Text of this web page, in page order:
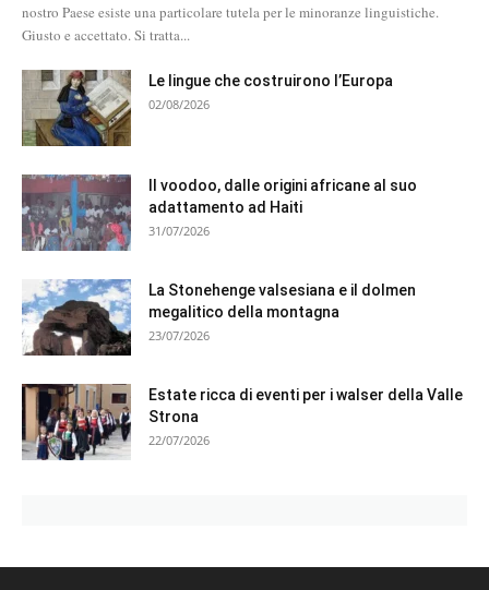
nostro Paese esiste una particolare tutela per le minoranze linguistiche.
Giusto e accettato. Si tratta...
Le lingue che costruirono l’Europa
02/08/2026
Il voodoo, dalle origini africane al suo
adattamento ad Haiti
31/07/2026
La Stonehenge valsesiana e il dolmen
megalitico della montagna
23/07/2026
Estate ricca di eventi per i walser della Valle
Strona
22/07/2026